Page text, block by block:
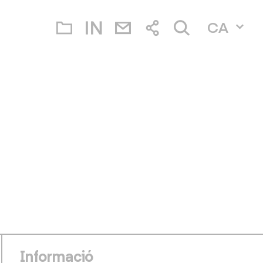
CA
Informació